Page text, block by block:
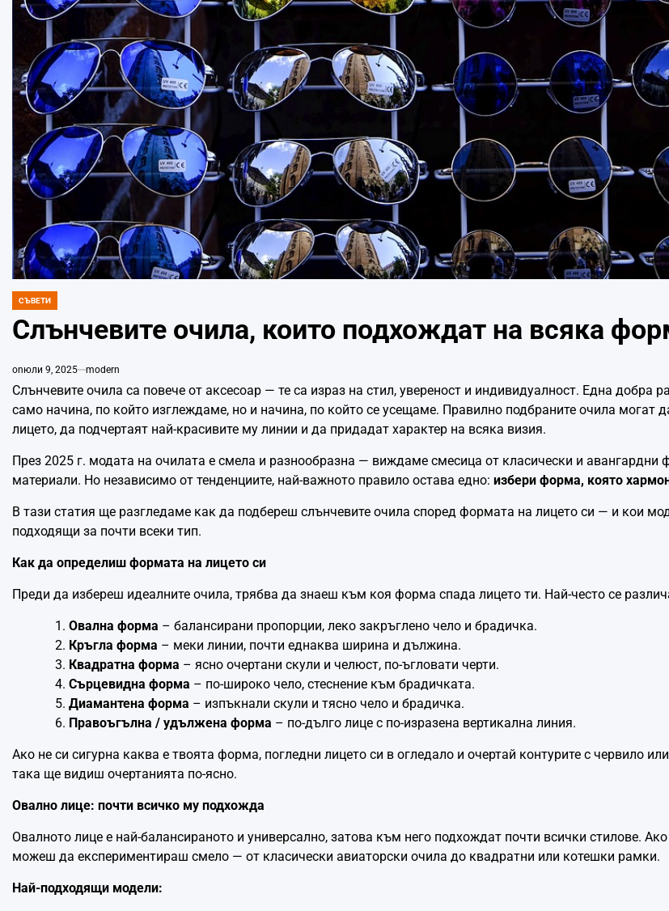
POSTED
СЪВЕТИ
Слънчевите очила, които подхождат на всяка
onюли 9, 2025 modern
Слънчевите очила са повече от аксесоар — те са израз на стил, увереност и индивидуалност. Една добра
само начина, по който изглеждаме, но и начина, по който се усещаме. Правилно подбраните очила могат
лицето, да подчертаят най-красивите му линии и да придадат характер на всяка визия.
През 2025 г. модата на очилата е смела и разнообразна — виждаме смесица от класически и авангардни
материали. Но независимо от тенденциите, най-важното правило остава едно: избери форма, която
В тази статия ще разгледаме как да подбереш слънчевите очила според формата на лицето си — и кои
подходящи за почти всеки тип.
Как да определиш формата на лицето си
Преди да избереш идеалните очила, трябва да знаеш към коя форма спада лицето ти. Най-често се
Овална форма – балансирани пропорции, леко закръглено чело и брадичка.
Кръгла форма – меки линии, почти еднаква ширина и дължина.
Квадратна форма – ясно очертани скули и челюст, по-ъгловати черти.
Сърцевидна форма – по-широко чело, стеснение към брадичката.
Диамантена форма – изпъкнали скули и тясно чело и брадичка.
Правоъгълна / удължена форма – по-дълго лице с по-изразена вертикална линия.
Ако не си сигурна каква е твоята форма, погледни лицето си в огледало и очертай контурите с червило
така ще видиш очертанията по-ясно.
Овално лице: почти всичко му подхожда
Овалното лице е най-балансираното и универсално, затова към него подхождат почти всички стилове.
можеш да експериментираш смело — от класически авиаторски очила до квадратни или котешки рамки.
Най-подходящи модели: